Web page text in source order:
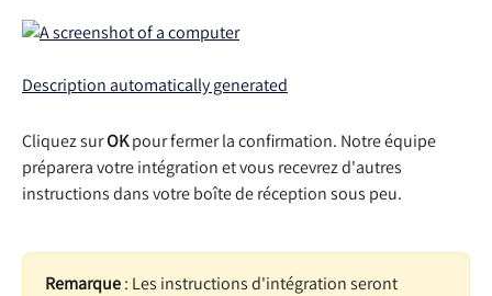
Cliquez sur OK pour fermer la confirmation. Notre équipe
préparera votre intégration et vous recevrez d'autres
instructions dans votre boîte de réception sous peu.
Remarque : Les instructions d'intégration seront